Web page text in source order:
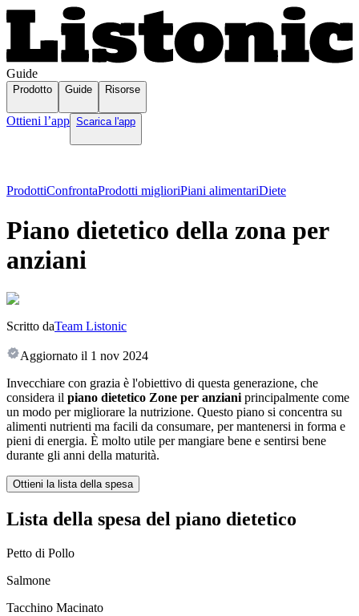
Guide
Prodotto Guide Risorse
Ottieni l’app Scarica l'app
ProdottiConfrontaProdotti miglioriPiani alimentariDiete
Piano dietetico della zona per
anziani
Scritto daTeam Listonic
Aggiornato il 1 nov 2024
Invecchiare con grazia è l'obiettivo di questa generazione, che
considera il piano dietetico Zone per anziani principalmente come
un modo per migliorare la nutrizione. Questo piano si concentra su
alimenti nutrienti ma facili da consumare, per mantenersi in forma e
pieni di energia. È molto utile per mangiare bene e sentirsi bene
durante gli anni della maturità.
Ottieni la lista della spesa
Lista della spesa del piano dietetico
Petto di Pollo
Salmone
Tacchino Macinato